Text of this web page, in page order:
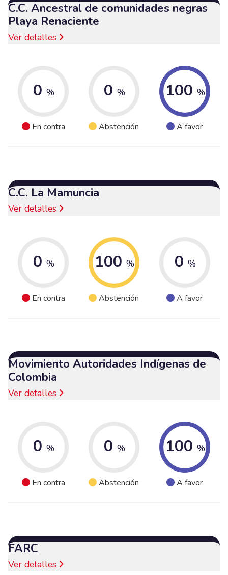
C.C. Ancestral de comunidades negras
Playa Renaciente
Ver detalles
0 %
En contra
0 %
Abstención
100 %
A favor
C.C. La Mamuncia
Ver detalles
0 %
En contra
100 %
Abstención
0 %
A favor
Movimiento Autoridades Indígenas de
Colombia
Ver detalles
0 %
En contra
0 %
Abstención
100 %
A favor
FARC
Ver detalles